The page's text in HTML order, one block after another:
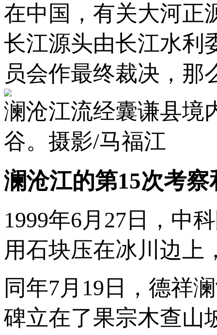
在中国，有关大河正
长江源头由长江水利
员会作最终裁决，那
澜沧江流经囊谦县境
谷。摄影/马福江
澜沧江的第15次考
1999年6月27日，中
用石块压在冰川边上
同年7月19日，德祥
碑立在了果宗木查山